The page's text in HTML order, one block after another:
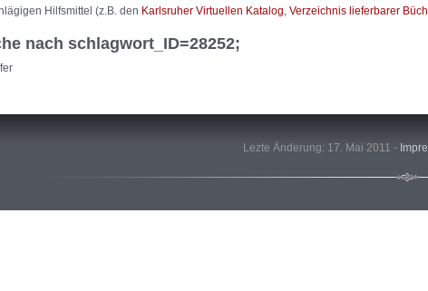
Hilfsmittel (z.B. den Karlsruher Virtuellen Katalog Verzeichnis lieferbarer
nach schlagwort_ID=28252;
Lezte Änderung: 17. Mai 2011 -